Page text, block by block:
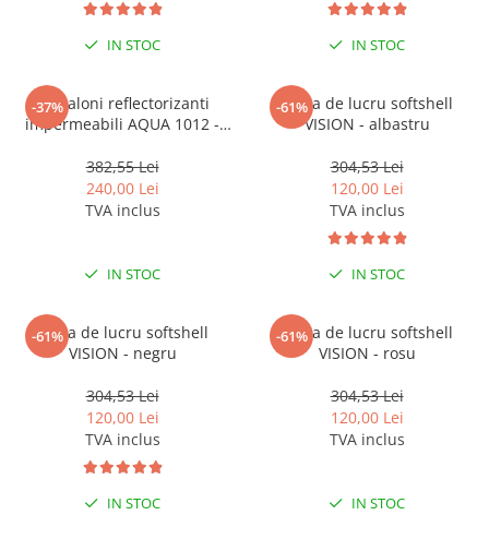
IN STOC IN STOC
-37%
Pantaloni reflectorizanti
impermeabili AQUA 1012 -
382,55 Lei
240,00 Lei
TVA inclus
IN STOC
-61%
Vesta de lucru softshell
VISION - albastru
304,53 Lei
120,00 Lei
TVA inclus
IN STOC
-61%
Vesta de lucru softshell
VISION - negru
304,53 Lei
120,00 Lei
TVA inclus
IN STOC
-61%
Vesta de lucru softshell
VISION - rosu
304,53 Lei
120,00 Lei
TVA inclus
IN STOC